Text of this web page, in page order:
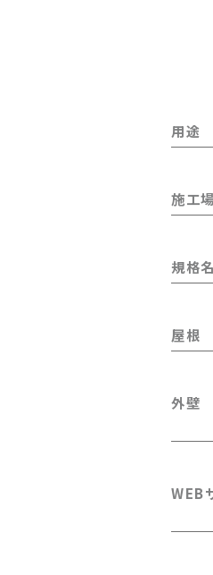
用途
施工
規格名
屋根
外壁
WEB